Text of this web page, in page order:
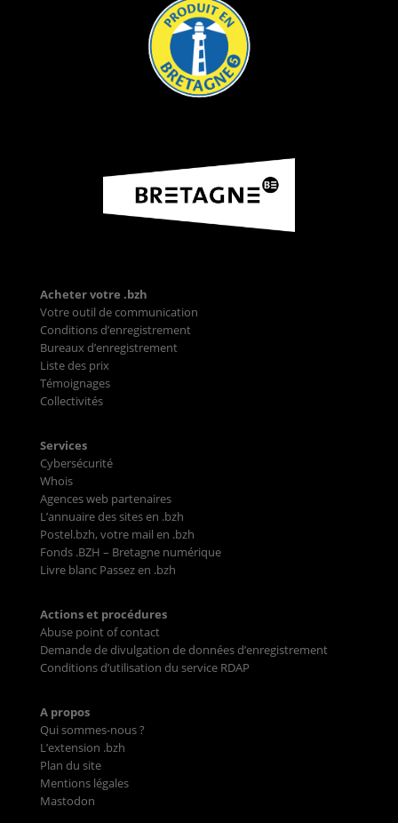
Acheter votre .bzh
Votre outil de communication
Conditions d’enregistrement
Bureaux d’enregistrement
Liste des prix
Témoignages
Collectivités
Services
Cybersécurité
Whois
Agences web partenaires
L’annuaire des sites en .bzh
Postel.bzh, votre mail en .bzh
Fonds .BZH – Bretagne numérique
Livre blanc Passez en .bzh
Actions et procédures
Abuse point of contact
Demande de divulgation de données d’enregistrement
Conditions d’utilisation du service RDAP
A propos
Qui sommes-nous ?
L’extension .bzh
Plan du site
Mentions légales
Mastodon